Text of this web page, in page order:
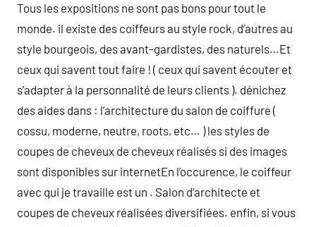
Tous les expositions ne sont pas bons pour tout le
monde. il existe des coiffeurs au style rock, d’autres au
style bourgeois, des avant-gardistes, des naturels…Et
ceux qui savent tout faire ! ( ceux qui savent écouter et
s’adapter à la personnalité de leurs clients ). dénichez
des aides dans : l’architecture du salon de coiffure (
cossu, moderne, neutre, roots, etc… ) les styles de
coupes de cheveux de cheveux réalisés si des images
sont disponibles sur internetEn l’occurence, le coiffeur
avec qui je travaille est un . Salon d’architecte et
coupes de cheveux réalisées diversifiées. enfin, si vous